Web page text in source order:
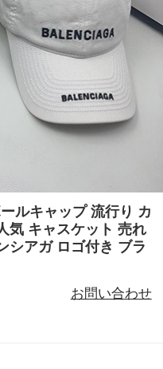
ルキャップ 流行り カ
気 キャスケット 売れ
シアガ ロゴ付き ブラ
お問い合わせ